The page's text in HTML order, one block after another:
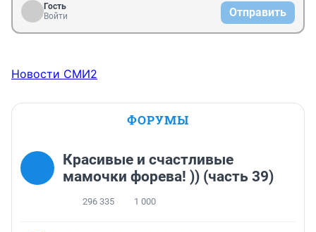
Гость
Войти
Отправить
Новости СМИ2
ФОРУМЫ
Красивые и счастливые
мамочки форева! )) (часть 39)
296 335 1 000